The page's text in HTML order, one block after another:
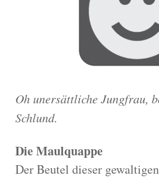
Oh unersättliche Jungfrau,
Schlund.
Die Maulquappe
Der Beutel dieser